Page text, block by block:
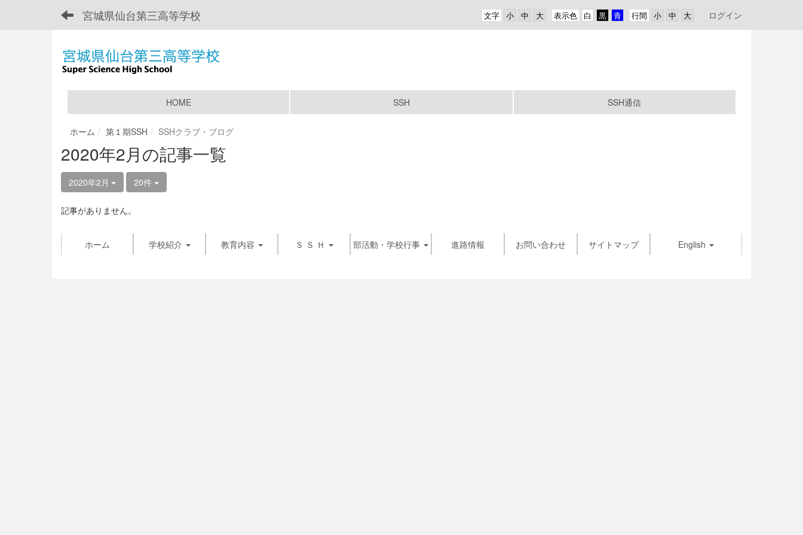
宮城県仙台第三高等学校 行間
表示色
文字 ログイン
HOME SSH SSH通信
ホーム 第１期SSH SSHクラブ・ブログ
2020年2月の記事一覧
2020年2月 20件
記事がありません。
ホーム 学校紹介 教育内容 Ｓ Ｓ Ｈ 部活動・学校行事 進路情報 お問い合わせ サイトマップ English